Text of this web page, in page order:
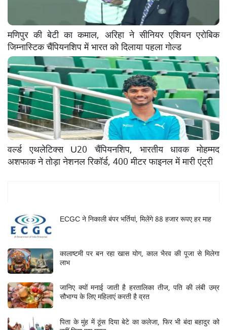
मणिपुर की बेटी का कमाल, अरिहा ने सीनियर एशियन एरोबिक
जिम्नास्टिक चैंपियनशिप में भारत को दिलाया पहला गोल्ड
वर्ल्ड एथलेटिक्स U20 चैंपियनशिप, भारतीय धावक मोहम्मद
अशफाक ने तोड़ा नेशनल रिकॉर्ड, 400 मीटर फाइनल में मारी एंट्री
ECGC ने निकाली बंपर भर्तियां, मिलेंगे 88 हजार रूपए हर माह
कालाष्टमी पर बन रहा खास योग, काल भैरव की पूजा से मिलेगा
लाभ
जानिए क्यों मनाई जाती है हरतालिका तीज, पति की लंबी उम्र
सौभाग्य के लिए महिलाएं करती है व्रत
पिता के मुंह में ठूंस दिया बेटे का कलेजा, फिर भी बंदा बहादुर को